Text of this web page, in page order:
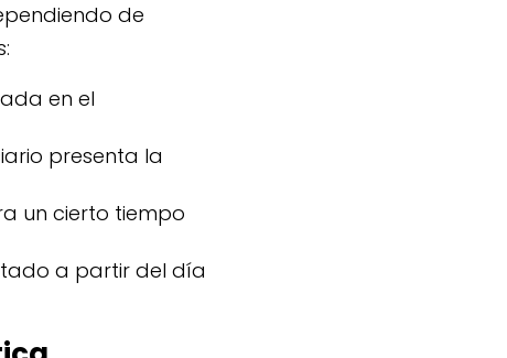
de
en el
presenta la
un cierto tiempo
a partir del día